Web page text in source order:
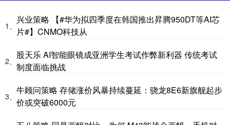
1、
兴业策略 【#华为拟四季度在韩国推出昇腾950DT等AI芯
片#】CNMO科技从
2、
股天乐 AI智能眼镜成亚洲学生考试作弊新利器 传统考试
制度面临挑战
3、
牛顾问策略 存储涨价风暴持续蔓延：骁龙8E6新旗舰起步
价或突破6000元